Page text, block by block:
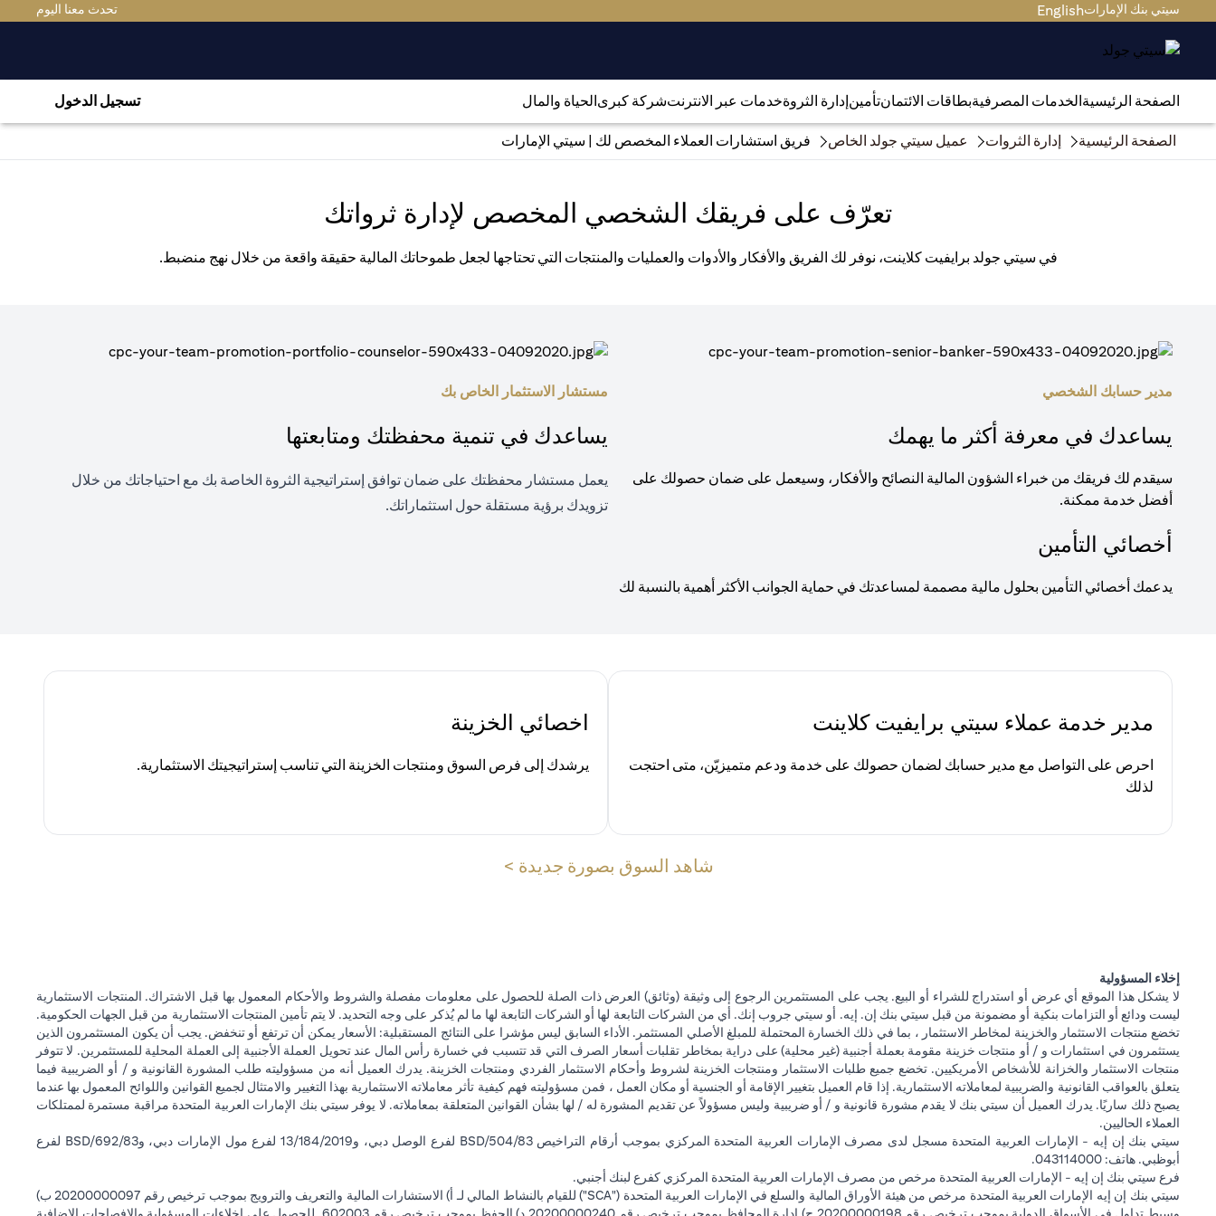
سيتي بنك الإماراتEnglish تحدث معنا اليوم
الصفحة الرئيسيةالخدمات المصرفيةبطاقات الائتمانتأمينإدارة الثروةخدمات عبر الانترنتشركة كبرىالحياة والمال تسجيل الدخول
الصفحة الرئيسية إدارة الثروات عميل سيتي جولد الخاص فريق استشارات العملاء المخصص لك | سيتي الإمارات
تعرّف على فريقك الشخصي المخصص لإدارة ثرواتك
في سيتي جولد برايفيت كلاينت، نوفر لك الفريق والأفكار والأدوات والعمليات والمنتجات التي تحتاجها لجعل طموحاتك المالية حقيقة واقعة من خلال نهج منضبط.
مدير حسابك الشخصي
يساعدك في معرفة أكثر ما يهمك
سيقدم لك فريقك من خبراء الشؤون المالية النصائح والأفكار، وسيعمل على ضمان حصولك على
أفضل خدمة ممكنة.
أخصائي التأمين
يدعمك أخصائي التأمين بحلول مالية مصممة لمساعدتك في حماية الجوانب الأكثر أهمية بالنسبة لك
مستشار الاستثمار الخاص بك
يساعدك في تنمية محفظتك ومتابعتها
يعمل مستشار محفظتك على ضمان توافق إستراتيجية الثروة الخاصة بك مع احتياجاتك من خلال
تزويدك برؤية مستقلة حول استثماراتك.
مدير خدمة عملاء سيتي برايفيت كلاينت
احرص على التواصل مع مدير حسابك لضمان حصولك على خدمة ودعم متميزيّن، متى احتجت
لذلك
اخصائي الخزينة
يرشدك إلى فرص السوق ومنتجات الخزينة التي تناسب إستراتيجيتك الاستثمارية.
شاهد السوق بصورة جديدة >
إخلاء المسؤولية
لا يشكل هذا الموقع أي عرض أو استدراج للشراء أو البيع. يجب على المستثمرين الرجوع إلى وثيقة (وثائق) العرض ذات الصلة للحصول على معلومات مفصلة والشروط والأحكام المعمول بها قبل الاشتراك. المنتجات الاستثمارية
ليست ودائع أو التزامات بنكية أو مضمونة من قبل سيتي بنك إن. إيه. أو سيتي جروب إنك. أي من الشركات التابعة لها أو الشركات التابعة لها ما لم يُذكر على وجه التحديد. لا يتم تأمين المنتجات الاستثمارية من قبل الجهات الحكومية.
تخضع منتجات الاستثمار والخزينة لمخاطر الاستثمار ، بما في ذلك الخسارة المحتملة للمبلغ الأصلي المستثمر. الأداء السابق ليس مؤشرا على النتائج المستقبلية: الأسعار يمكن أن ترتفع أو تنخفض. يجب أن يكون المستثمرون الذين
يستثمرون في استثمارات و / أو منتجات خزينة مقومة بعملة أجنبية (غير محلية) على دراية بمخاطر تقلبات أسعار الصرف التي قد تتسبب في خسارة رأس المال عند تحويل العملة الأجنبية إلى العملة المحلية للمستثمرين. لا تتوفر
منتجات الاستثمار والخزانة للأشخاص الأمريكيين. تخضع جميع طلبات الاستثمار ومنتجات الخزينة لشروط وأحكام الاستثمار الفردي ومنتجات الخزينة. يدرك العميل أنه من مسؤوليته طلب المشورة القانونية و / أو الضريبية فيما
يتعلق بالعواقب القانونية والضريبية لمعاملاته الاستثمارية. إذا قام العميل بتغيير الإقامة أو الجنسية أو مكان العمل ، فمن مسؤوليته فهم كيفية تأثر معاملاته الاستثمارية بهذا التغيير والامتثال لجميع القوانين واللوائح المعمول بها عندما
يصبح ذلك ساريًا. يدرك العميل أن سيتي بنك لا يقدم مشورة قانونية و / أو ضريبية وليس مسؤولاً عن تقديم المشورة له / لها بشأن القوانين المتعلقة بمعاملاته. لا يوفر سيتي بنك الإمارات العربية المتحدة مراقبة مستمرة لممتلكات
العملاء الحاليين.
سيتي بنك إن إيه - الإمارات العربية المتحدة مسجل لدى مصرف الإمارات العربية المتحدة المركزي بموجب أرقام التراخيص BSD/504/83 لفرع الوصل دبي، و13/184/2019 لفرع مول الإمارات دبي، وBSD/692/83 لفرع
أبوظبي. هاتف: 043114000.
فرع سيتي بنك إن إيه - الإمارات العربية المتحدة مرخص من مصرف الإمارات العربية المتحدة المركزي كفرع لبنك أجنبي.
سيتي بنك إن إيه الإمارات العربية المتحدة مرخص من هيئة الأوراق المالية والسلع في الإمارات العربية المتحدة ("SCA") للقيام بالنشاط المالي لـ أ) الاستشارات المالية والتعريف والترويج بموجب ترخيص رقم 20200000097 ب)